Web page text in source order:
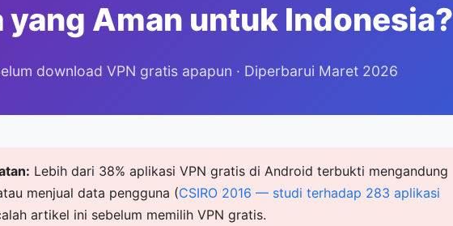
yang Aman untuk Indonesia?
download VPN gratis apapun · Diperbarui Maret 2026
Lebih dari 38% aplikasi VPN gratis di Android terbukti mengandung
menjual data pengguna (CSIRO 2016 — studi terhadap 283 aplikasi
artikel ini sebelum memilih VPN gratis.